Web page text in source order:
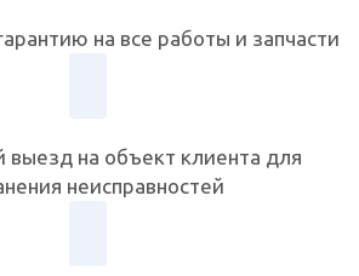
на все работы и запчасти
выезд на объект клиента для
неисправностей